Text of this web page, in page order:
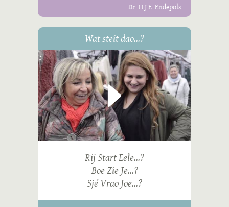
Dr. H.J.E. Endepols
Wat steit dao...?
Rij Start Eele...?
Boe Zie Je...?
Sjé Vrao Joe...?